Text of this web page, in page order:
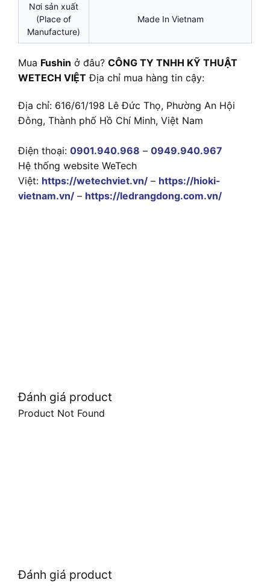
Nơi sản xuất
(Place of
Manufacture)
Made In Vietnam
Mua Fushin ở đâu? CÔNG TY TNHH KỸ THUẬT
WETECH VIỆT Địa chỉ mua hàng tin cậy:
Địa chỉ: 616/61/198 Lê Đức Thọ, Phường An Hội
Đông, Thành phố Hồ Chí Minh, Việt Nam
Điện thoại: 0901.940.968 – 0949.940.967
Hệ thống website WeTech
Việt: https://wetechviet.vn/ – https://hioki-
vietnam.vn/ – https://ledrangdong.com.vn/
Đánh giá product
Product Not Found
Đánh giá product